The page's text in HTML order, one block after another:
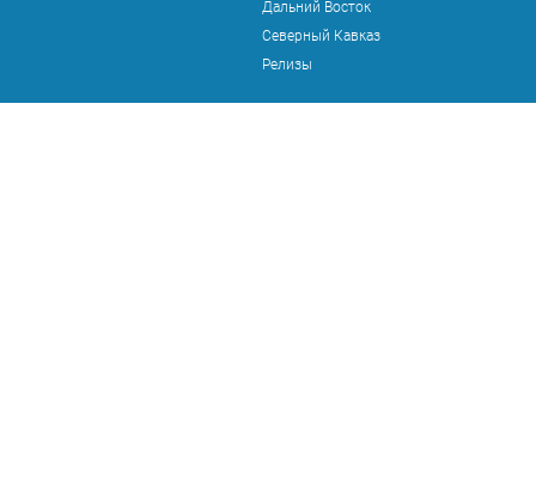
Дальний Восток
Северный Кавказ
Релизы